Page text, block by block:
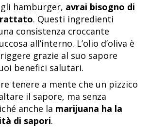
hamburger, avrai bisogno di
. Questi ingredienti
consistenza croccante
all’interno. L’olio d’oliva è
grazie al suo sapore
benefici salutari.
tenere a mente che un pizzico
il sapore, ma senza
anche la marijuana ha la
di sapori.